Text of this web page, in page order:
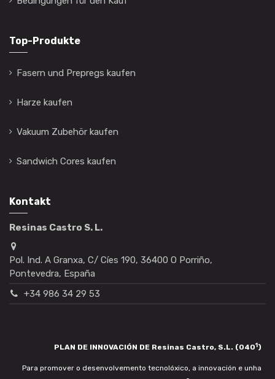
Top-Produkte
Fasern und Prepregs kaufen
Harze kaufen
Vakuum Zubehör kaufen
Sandwich Cores kaufen
Kontakt
Resinas Castro S. L.
Pol. Ind. A Granxa, C/ Cíes 190, 36400 O Porriño,
Pontevedra, España
+34 986 34 29 53
PLAN DE INNOVACIÓN DE Resinas Castro, S.L. (0401)
Para promover o desenvolvemento tecnolóxico, a innovación e unha